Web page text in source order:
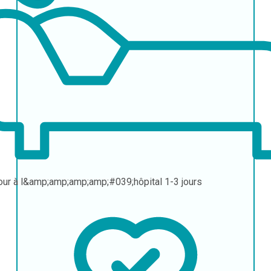
à l&amp;amp;amp;amp;#039;hôpital 1-3 jours